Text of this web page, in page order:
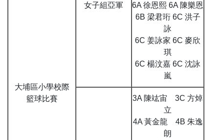
大埔區小學校際
籃球比賽
女子組亞軍
6A 徐恩熙 6A 陳樂恩
6B 梁君珩 6C 洪子
詠
6C 姜詠家 6C 麥欣
琪
6C 楊汶嘉 6C 沈詠
嵐
3A 陳竑宙 3C 方焯
立
4A 黃金龍 4B 朱逸
朗